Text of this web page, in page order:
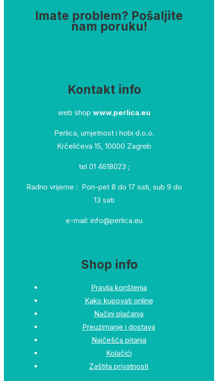
Imate problem? Pošaljite
nam poruku!
Kontakt info
web shop www.perlica.eu
Perlica, umjetnost i hobi d.o.o.
Krčelićeva 15, 10000 Zagreb
tel 01 4618023 ;
Radno vrijeme : Pon-pet 8 do 17 sati, sub 9 do
13 sati
e-mail: info@perlica.eu
Shop info
Pravila korištenja
Kako kupovati online
Načini plaćanja
Preuzimanje i dostava
Najčešća pitanja
Kolačići
Zaštita privatnosti